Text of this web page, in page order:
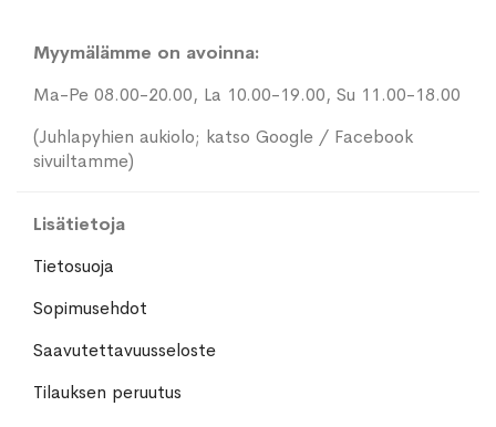
Myymälämme on avoinna:
Ma-Pe 08.00-20.00, La 10.00-19.00, Su 11.00-18.00
(Juhlapyhien aukiolo; katso Google / Facebook
sivuiltamme)
Lisätietoja
Tietosuoja
Sopimusehdot
Saavutettavuusseloste
Tilauksen peruutus